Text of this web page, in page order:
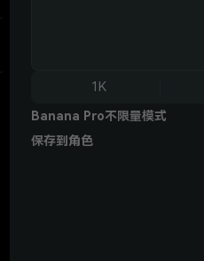
1K
Banana Pro不限量模式
保存到角色